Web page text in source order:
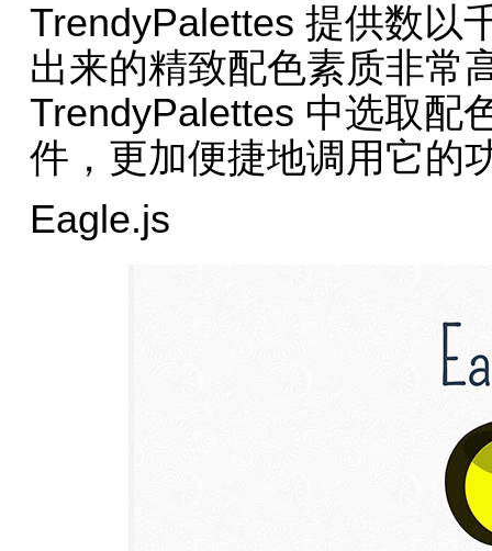
TrendyPalettes 提供数以
出来的精致配色素质非常
TrendyPalettes 中选取配
件，更加便捷地调用它的
Eagle.js